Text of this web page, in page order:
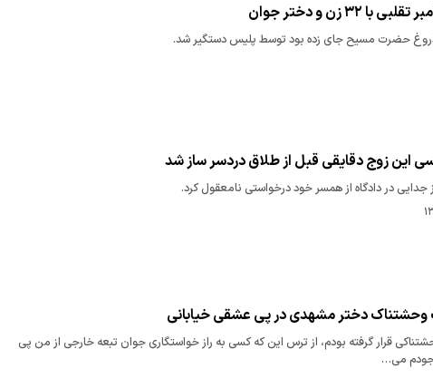
۳۲ زن و دختر جوان
دروغ حضرت مسیح جای زده بود توسط پلیس دستگیر شد.
این زوج دقایقی قبل از طلاق دردسر ساز شد
جدایی در دادگاه از همسر خود درخواستی نامعقول کرد.
دختر مشهدی در پی عشقی خیابانی
قرار گرفته بودم، از ترس این که کسی به راز خواستگاری جوان تبعه خارجی از من پی
می…